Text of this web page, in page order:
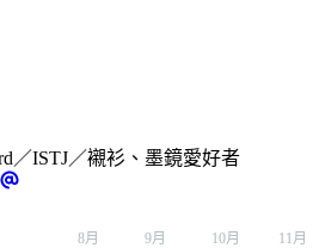
／ISTJ／襯衫、墨鏡愛好者
8月 9月 10月 11月